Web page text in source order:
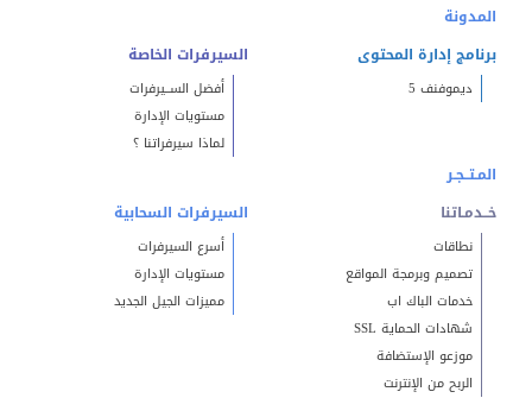
المدونة
برنامج إدارة المحتوى
ديموفنف 5
السيرفرات الخاصة
أفضل الســيرفرات
مستويات الإدارة
لماذا سيرفراتنا ؟
المـتــجـر
خــدمـاتنا
نطاقات
تصميم وبرمجة المواقع
خدمات الباك اب
شهادات الحماية SSL
موزعو الإستضافة
الربح من الإنترنت
السيرفرات السحابية
أسرع السيرفرات
مستويات الإدارة
مميزات الجيل الجديد